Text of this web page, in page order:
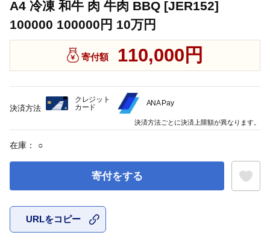
A4 冷凍 和牛 肉 牛肉 BBQ [JER152]
100000 100000円 10万円
寄付額 110,000円
在庫： ○
寄付をする
URLをコピー
決済方法
クレジット
カード
ANA Pay
決済方法ごとに決済上限額が異なります。